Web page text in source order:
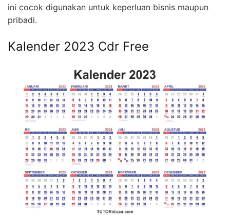
ini cocok digunakan untuk keperluan bisnis maupun
pribadi.
Kalender 2023 Cdr Free